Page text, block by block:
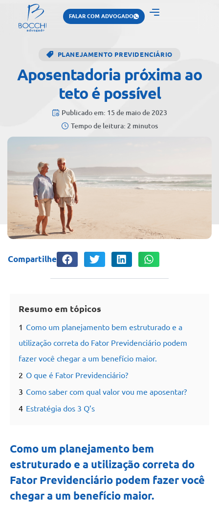
FALAR COM ADVOGADO
PLANEJAMENTO PREVIDENCIÁRIO
Aposentadoria próxima ao
teto é possível
Publicado em: 15 de maio de 2023
Tempo de leitura: 2 minutos
Compartilhe
Resumo em tópicos
1 Como um planejamento bem estruturado e a
utilização correta do Fator Previdenciário podem
fazer você chegar a um benefício maior.
2 O que é Fator Previdenciário?
3 Como saber com qual valor vou me aposentar?
4 Estratégia dos 3 Q’s
Como um planejamento bem
estruturado e a utilização correta do
Fator Previdenciário podem fazer você
chegar a um benefício maior.